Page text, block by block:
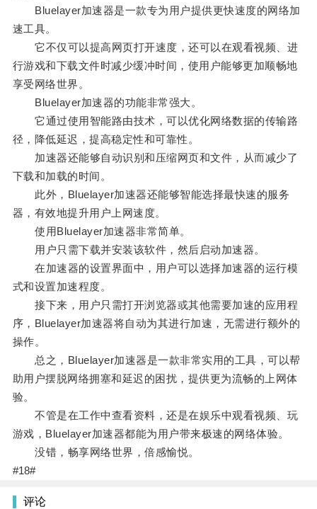
Bluelayer加速器是一款专为用户提供更快速度的网络加
速工具。
它不仅可以提高网页打开速度，还可以在观看视频、进
行游戏和下载文件时减少缓冲时间，使用户能够更加顺畅地
享受网络世界。
Bluelayer加速器的功能非常强大。
它通过使用智能路由技术，可以优化网络数据的传输路
径，降低延迟，提高稳定性和可靠性。
加速器还能够自动识别和压缩网页和文件，从而减少了
下载和加载的时间。
此外，Bluelayer加速器还能够智能选择最快速的服务
器，有效地提升用户上网速度。
使用Bluelayer加速器非常简单。
用户只需下载并安装该软件，然后启动加速器。
在加速器的设置界面中，用户可以选择加速器的运行模
式和设置加速程度。
接下来，用户只需打开浏览器或其他需要加速的应用程
序，Bluelayer加速器将自动为其进行加速，无需进行额外的
操作。
总之，Bluelayer加速器是一款非常实用的工具，可以帮
助用户摆脱网络拥塞和延迟的困扰，提供更为流畅的上网体
验。
不管是在工作中查看资料，还是在娱乐中观看视频、玩
游戏，Bluelayer加速器都能为用户带来极速的网络体验。
没错，畅享网络世界，倍感愉悦。
#18#
评论